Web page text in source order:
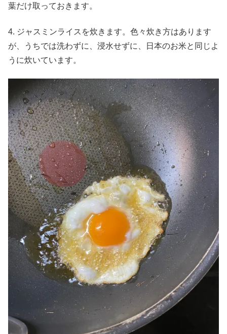
葉だけ取っておきます。
4. ジャスミンライスを炊きます。色々炊き方はあります
が、うちでは洗わずに、浸水せずに、日本のお米と同じよ
うに炊いています。